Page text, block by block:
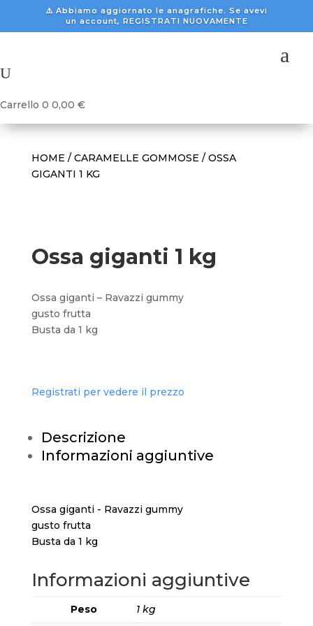
⚠️ Abbiamo aggiornato le anagrafiche. Se avevi
un account, REGISTRATI NUOVAMENTE
a
U
Carrello 0 0,00 €
HOME / CARAMELLE GOMMOSE / OSSA
GIGANTI 1 KG
Ossa giganti 1 kg
Ossa giganti – Ravazzi gummy
gusto frutta
Busta da 1 kg
Registrati per vedere il prezzo
Descrizione
Informazioni aggiuntive
Ossa giganti - Ravazzi gummy
gusto frutta
Busta da 1 kg
Informazioni aggiuntive
Peso 1 kg